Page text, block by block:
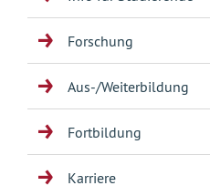
Forschung
Aus-/Weiterbildung
Fortbildung
Karriere